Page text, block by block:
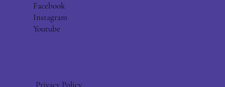
Facebook
Instagram
Youtube
Privacy Policy